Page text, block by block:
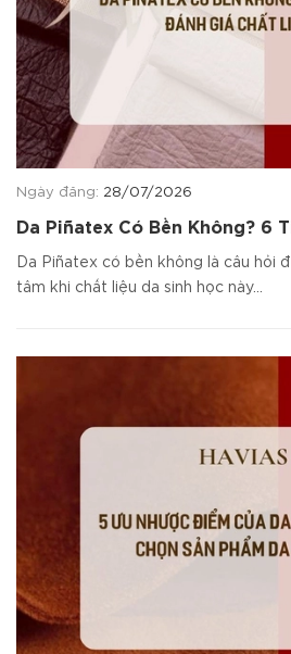
Ngày đăng: 28/07/2026
Da Piñatex Có Bền Không? 6
Da Piñatex có bền không là câu hỏi
tâm khi chất liệu da sinh học này...